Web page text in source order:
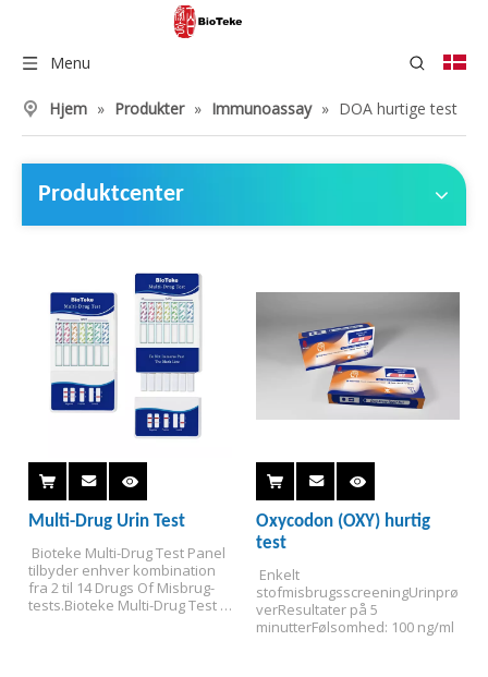
Menu
Hjem » Produkter » Immunoassay » DOA hurtige test
Produktcenter
Multi-Drug Urin Test
Bioteke Multi-Drug Test Panel
tilbyder enhver kombination
fra 2 til 14 Drugs Of Misbrug-
tests.Bioteke Multi-Drug Test
Oxycodon (OXY) hurtig
test
Enkelt
stofmisbrugsscreeningUrinprø
verResultater på 5
minutterFølsomhed: 100 ng/ml